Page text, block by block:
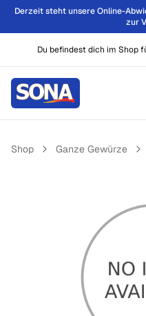
Derzeit steht unsere Online-
zur
Du befindest dich im Shop
Shop Ganze Gewürze